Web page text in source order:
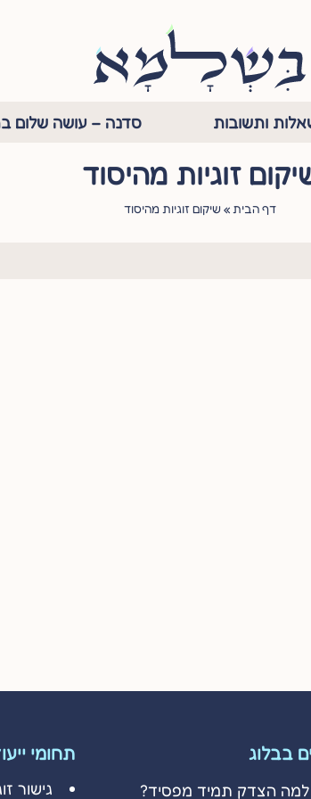
ותשובות סדנה – עושה שלום
זוגיות מהיסוד
דף הבית »שיקום זוגיות מהיסוד
בבלוג
הצדק תמיד מפסיד?
תחומי
גישור